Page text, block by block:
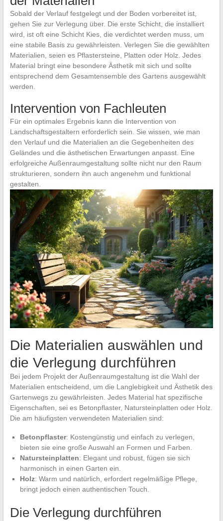
Sobald der Verlauf festgelegt und der Boden vorbereitet ist,
gehen Sie zur Verlegung über. Die erste Schicht, die installiert
wird, ist oft eine Schicht Kies, die verdichtet werden muss, um
eine stabile Basis zu gewährleisten. Verlegen Sie die gewählten
Materialien, seien es Pflastersteine, Platten oder Holz. Jedes
Material bringt eine besondere Ästhetik mit sich und sollte
entsprechend dem Gesamtensemble des Gartens ausgewählt
werden.
Intervention von Fachleuten
Für ein optimales Ergebnis kann die Intervention von
Landschaftsgestaltern erforderlich sein. Sie wissen, wie man
den Verlauf und die Materialien an die Gegebenheiten des
Geländes und die ästhetischen Erwartungen anpasst. Eine
erfolgreiche Außenraumgestaltung sollte nicht nur den Raum
strukturieren, sondern ihn auch angenehm und funktional
gestalten.
Die Materialien auswählen und
die Verlegung durchführen
Bei jedem Projekt der Außenraumgestaltung ist die Wahl der
Materialien entscheidend, um die Langlebigkeit und Ästhetik des
Gartenwegs zu gewährleisten. Jedes Material hat spezifische
Eigenschaften, sei es Betonpflaster, Natursteinplatten oder Holz.
Die am häufigsten verwendeten Materialien sind:
Betonpflaster: Kostengünstig und einfach zu verlegen,
bieten sie eine große Auswahl an Formen und Farben.
Natursteinplatten: Elegant und robust, fügen sie sich
harmonisch in einen Garten ein.
Holz: Warm und natürlich, erfordert regelmäßige Pflege,
bringt jedoch einen authentischen Touch.
Die Verlegung durchführen